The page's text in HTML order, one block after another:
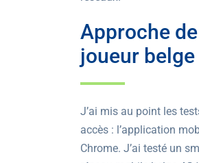
Approche
joueur belge
J’ai mis au point les
accès : l’application
Chrome. J’ai testé un